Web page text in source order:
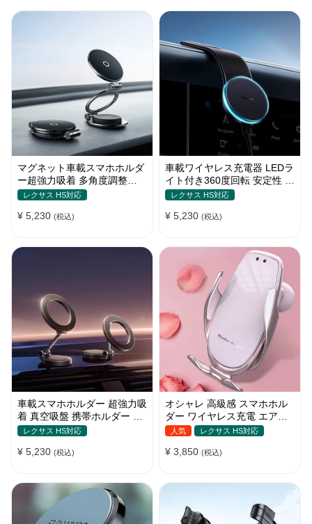
マグネット車載スマホホルダ
ー超強力吸着 多角度調整
360°回転な台座 車用ホルダ
定 落ちない 全機種対応
レクサス HS対応
¥ 5,230 (税込)
車載ワイヤレス充電器 LEDラ
イト付き360度回転 安定性 粘
着ゲル吸盤＆エアコン吹き出
けワイヤレス充電 スマホホル
レクサス HS対応
¥ 5,230 (税込)
車載スマホホルダー 超強力吸
着 真空吸盤 携帯ホルダー 多
角度調整 360°回転な台座 車
手操作 カー用品 全機種対応
レクサス HS対応
¥ 5,230 (税込)
オシャレ 高級感 スマホホル
ダー ワイヤレス充電 エアコ
ン吹き出し口/ 吸盤タイプ 女
人気 レクサス HS対応
¥ 3,850 (税込)